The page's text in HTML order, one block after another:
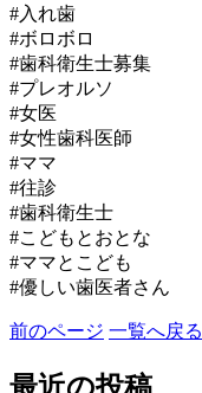
#入れ歯
#ボロボロ
#歯科衛生士募集
#プレオルソ
#女医
#女性歯科医師
#ママ
#往診
#歯科衛生士
#こどもとおとな
#ママとこども
#優しい歯医者さん
前のページ 一覧へ戻る
最近の投稿